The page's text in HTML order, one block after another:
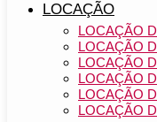
LOCAÇÃO
LOCAÇÃO
LOCAÇÃO
LOCAÇÃO
LOCAÇÃO
LOCAÇÃO
LOCAÇÃO